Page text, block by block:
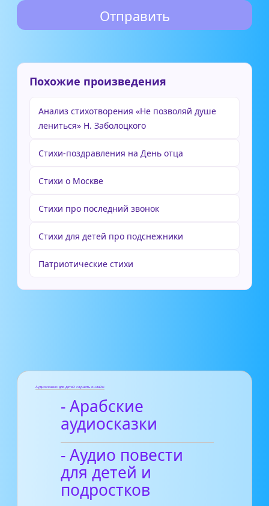
Похожие произведения
Анализ стихотворения «Не позволяй душе
лениться» Н. Заболоцкого
Стихи-поздравления на День отца
Стихи о Москве
Стихи про последний звонок
Стихи для детей про подснежники
Патриотические стихи
Аудиосказки для детей слушать онлайн
- Арабские
аудиосказки
- Аудио повести
для детей и
подростков